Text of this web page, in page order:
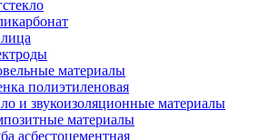
материалы
полиэтиленовая
и звукоизоляционные материалы
материалы
асбестоцементная